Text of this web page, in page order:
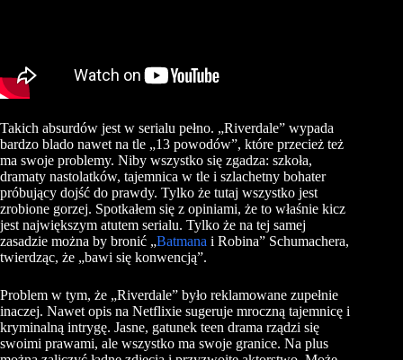
Takich absurdów jest w serialu pełno. „Riverdale” wypada
bardzo blado nawet na tle „13 powodów”, które przecież też
ma swoje problemy. Niby wszystko się zgadza: szkoła,
dramaty nastolatków, tajemnica w tle i szlachetny bohater
próbujący dojść do prawdy. Tylko że tutaj wszystko jest
zrobione gorzej. Spotkałem się z opiniami, że to właśnie kicz
jest największym atutem serialu. Tylko że na tej samej
zasadzie można by bronić „Batmana i Robina” Schumachera,
twierdząc, że „bawi się konwencją”.
Problem w tym, że „Riverdale” było reklamowane zupełnie
inaczej. Nawet opis na Netflixie sugeruje mroczną tajemnicę i
kryminalną intrygę. Jasne, gatunek teen drama rządzi się
swoimi prawami, ale wszystko ma swoje granice. Na plus